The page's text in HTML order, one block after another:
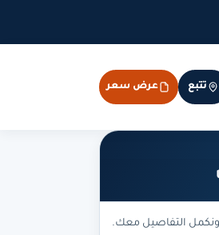
تتبع عرض سعر
ونكمل التفاصيل معك.